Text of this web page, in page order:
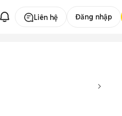
Liên hệ Đăng nhập